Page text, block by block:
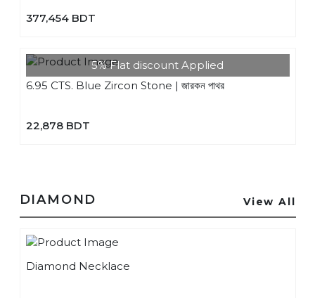
377,454 BDT
5% Flat discount Applied
6.95 CTS. Blue Zircon Stone | জারকন পাথর
22,878 BDT
DIAMOND View All
Diamond Necklace